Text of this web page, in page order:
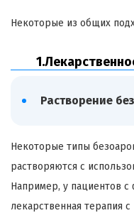
Некоторые из общих
Растворение
Некоторые типы
растворяются с
Например, у пациентов с
лекарственная терапия